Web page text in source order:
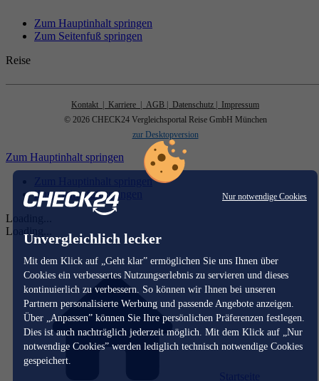
Nur notwendige Cookies
Unvergleichlich lecker
Mit dem Klick auf „Geht klar” ermöglichen Sie uns Ihnen über
Cookies ein verbessertes Nutzungserlebnis zu servieren und dieses
kontinuierlich zu verbessern. So können wir Ihnen bei unseren
Partnern personalisierte Werbung und passende Angebote anzeigen.
Über „Anpassen” können Sie Ihre persönlichen Präferenzen festlegen.
Dies ist auch nachträglich jederzeit möglich. Mit dem Klick auf „Nur
notwendige Cookies” werden lediglich technisch notwendige Cookies
gespeichert.
Zum Hauptinhalt springen
Zum Seitenfuß springen
Reise
Kontakt | Karriere | AGB | Datenschutz
| Impressum
© 2026 CHECK24 Vergleichsportal Reise GmbH München
zur Desktopversion
Zum Hauptinhalt springen
Zum Hauptinhalt springen
Zum Seitenfuß springen
Loading...
Loading...